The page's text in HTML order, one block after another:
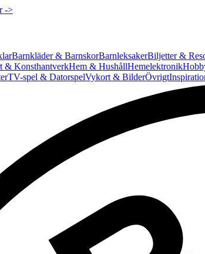
->
Barnkläder & BarnskorBarnleksakerBiljetter &
& KonsthantverkHem & HushållHemelektronik
TV-spel & DatorspelVykort & BilderÖvrigt